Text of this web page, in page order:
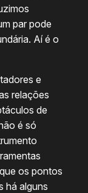
par pode
Aí é o
e
relações
de
é só
os pontos
há alguns